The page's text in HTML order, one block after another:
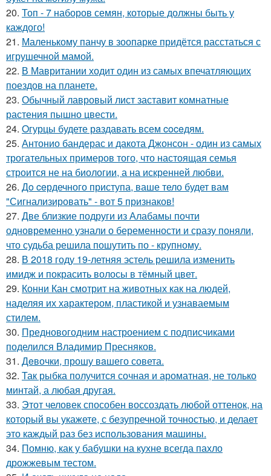
20. Топ - 7 наборов семян, которые должны быть у
каждого!
21. Маленькому панчу в зоопарке придётся расстаться с
игрушечной мамой.
22. В Мавритании ходит один из самых впечатляющих
поездов на планете.
23. Обычный лавровый лист заставит комнатные
растения пышно цвести.
24. Oгурцы будете рaздавать всем coceдям.
25. Антонио бандерас и дакота Джонсон - один из самых
трогательных примеров того, что настоящая семья
строится не на биологии, а на искренней любви.
26. Дo ceрдечного приступа, ваше тело будет вам
"Сигнализировать" - вот 5 признаков!
27. Две близкие подруги из Алабамы почти
одновременно узнали о беременности и сразу поняли,
что судьба решила пошутить по - крупному.
28. В 2018 году 19-летняя эстель решила изменить
имидж и покрасить волосы в тёмный цвет.
29. Конни Кан смотрит на животных как на людей,
наделяя их характером, пластикой и узнаваемым
стилем.
30. Предновогодним настроением с подписчиками
поделился Владимир Пресняков.
31. Дeвочки, прошу вaшего совета.
32. Так рыбка получится сочная и ароматная, не только
минтай, а любая другая.
33. Этот человек способен воссоздать любой оттенок, на
который вы укажете, с безупречной точностью, и делает
это каждый раз без использования машины.
34. Помню, как у бабушки на кухне всегда пахло
дрожжевым тестом.